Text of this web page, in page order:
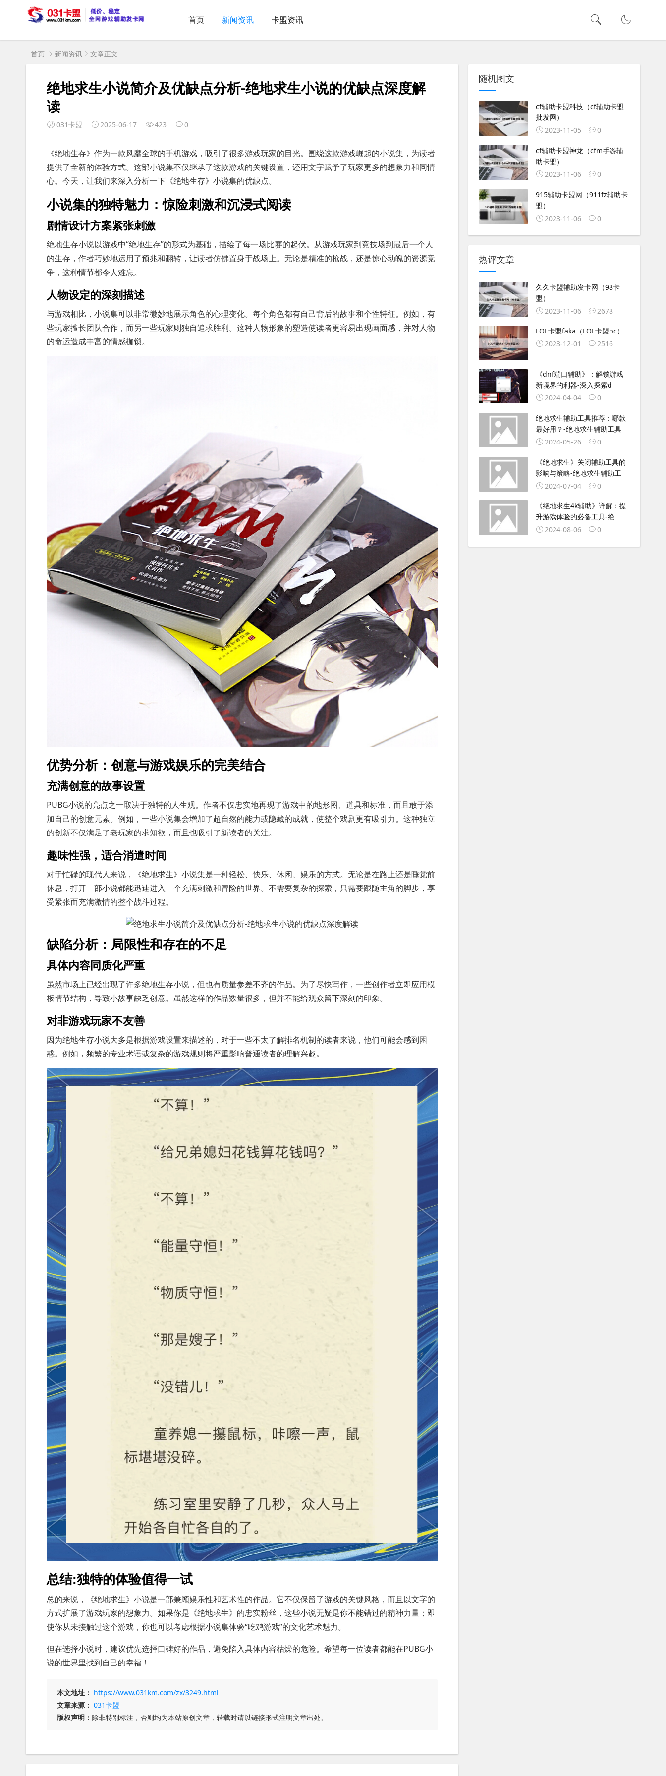
首页 新闻资讯 卡盟资讯
首页 新闻资讯 文章正文
绝地求生小说简介及优缺点分析-绝地求生小说的优缺点深度解
读
031卡盟 2025-06-17 423 0
《绝地生存》作为一款风靡全球的手机游戏，吸引了很多游戏玩家的目光。围绕这款游戏崛起的小说集，为读者
提供了全新的体验方式。这部小说集不仅继承了这款游戏的关键设置，还用文字赋予了玩家更多的想象力和同情
心。今天，让我们来深入分析一下《绝地生存》小说集的优缺点。
小说集的独特魅力：惊险刺激和沉浸式阅读
剧情设计方案紧张刺激
绝地生存小说以游戏中“绝地生存”的形式为基础，描绘了每一场比赛的起伏。从游戏玩家到竞技场到最后一个人
的生存，作者巧妙地运用了预兆和翻转，让读者仿佛置身于战场上。无论是精准的枪战，还是惊心动魄的资源竞
争，这种情节都令人难忘。
人物设定的深刻描述
与游戏相比，小说集可以非常微妙地展示角色的心理变化。每个角色都有自己背后的故事和个性特征。例如，有
些玩家擅长团队合作，而另一些玩家则独自追求胜利。这种人物形象的塑造使读者更容易出现画面感，并对人物
的命运造成丰富的情感枷锁。
优势分析：创意与游戏娱乐的完美结合
充满创意的故事设置
PUBG小说的亮点之一取决于独特的人生观。作者不仅忠实地再现了游戏中的地形图、道具和标准，而且敢于添
加自己的创意元素。例如，一些小说集会增加了超自然的能力或隐藏的成就，使整个戏剧更有吸引力。这种独立
的创新不仅满足了老玩家的求知欲，而且也吸引了新读者的关注。
趣味性强，适合消遣时间
对于忙碌的现代人来说，《绝地求生》小说集是一种轻松、快乐、休闲、娱乐的方式。无论是在路上还是睡觉前
休息，打开一部小说都能迅速进入一个充满刺激和冒险的世界。不需要复杂的探索，只需要跟随主角的脚步，享
受紧张而充满激情的整个战斗过程。
缺陷分析：局限性和存在的不足
具体内容同质化严重
虽然市场上已经出现了许多绝地生存小说，但也有质量参差不齐的作品。为了尽快写作，一些创作者立即应用模
板情节结构，导致小故事缺乏创意。虽然这样的作品数量很多，但并不能给观众留下深刻的印象。
对非游戏玩家不友善
因为绝地生存小说大多是根据游戏设置来描述的，对于一些不太了解排名机制的读者来说，他们可能会感到困
惑。例如，频繁的专业术语或复杂的游戏规则将严重影响普通读者的理解兴趣。
总结:独特的体验值得一试
总的来说，《绝地求生》小说是一部兼顾娱乐性和艺术性的作品。它不仅保留了游戏的关键风格，而且以文字的
方式扩展了游戏玩家的想象力。如果你是《绝地求生》的忠实粉丝，这些小说无疑是你不能错过的精神力量；即
使你从未接触过这个游戏，你也可以考虑根据小说集体验“吃鸡游戏”的文化艺术魅力。
但在选择小说时，建议优先选择口碑好的作品，避免陷入具体内容枯燥的危险。希望每一位读者都能在PUBG小
说的世界里找到自己的幸福！
本文地址： https://www.031km.com/zx/3249.html
文章来源： 031卡盟
版权声明： 除非特别标注，否则均为本站原创文章，转载时请以链接形式注明文章出处。
随机图文
cf辅助卡盟科技（cf辅助卡盟
批发网）
2023-11-05
0
cf辅助卡盟神龙（cfm手游辅
助卡盟）
2023-11-06
0
915辅助卡盟网（911fz辅助卡
盟）
2023-11-06
0
热评文章
久久卡盟辅助发卡网（98卡
盟）
2023-11-06
2678
LOL卡盟faka（LOL卡盟pc）
2023-12-01
2516
《dnf端口辅助》：解锁游戏
新境界的利器-深入探索d
2024-04-04
0
绝地求生辅助工具推荐：哪款
最好用？-绝地求生辅助工具
2024-05-26
0
《绝地求生》关闭辅助工具的
影响与策略-绝地求生辅助工
2024-07-04
0
《绝地求生4k辅助》详解：提
升游戏体验的必备工具-绝
2024-08-06
0